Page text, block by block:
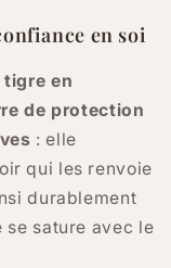
en soi
en
de protection
: elle
qui les renvoie
durablement
se sature avec le